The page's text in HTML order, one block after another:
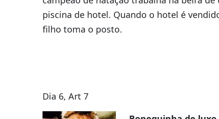
piscina de hotel. Quando o hotel é
filho toma o posto.
Dia 6, Art 7